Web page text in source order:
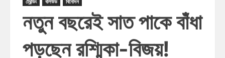
ট্রেন্ডিং বলিউড বিনোদন
নতুন বছরেই সাত পাকে বাঁধা
পড়ছেন রশ্মিকা-বিজয়!